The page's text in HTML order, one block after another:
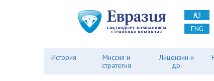
ҚАЗ
ENG
История
Миссия и
стратегия
Лицензии и
др.